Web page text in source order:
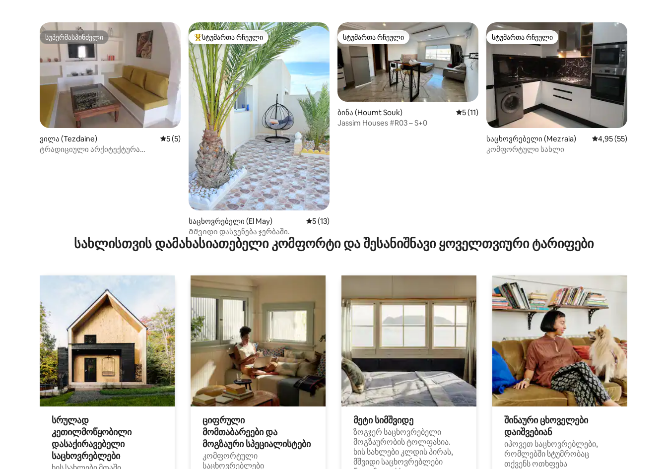
სუპერმასპინძელი
სუპერმასპინძელი
ვილა (Tezdaine) საშუალო შეფასებაა 5‑დან 5, 5 მიმოხილვა
5 (5)
ტრადიციული არქიტექტურა
სტუმართა რჩეული მოწინავე ვარიანტი
სტუმართა რჩეული
საცხოვრებელი (El May) საშუალო შეფასებაა 5‑დან 5, 13 მიმოხილვა
5 (13)
Მშვიდი დასვენება ჯერბაში.
სტუმართა რჩეული
სტუმართა რჩეული
ბინა (Houmt Souk) საშუალო შეფასებაა 5‑დან 5, 11 მიმოხილვა
5 (11)
Jassim Houses #R03 – S+0
სტუმართა რჩეული
სტუმართა რჩეული
საცხოვრებელი (Mezraia) საშუალო შეფასებაა
4,95 (55)
კომფორტული სახლი
სახლისთვის დამახასიათებელი კომფორტი და შესანიშნავი ყოველთვიური ტარიფები
სრულად
კეთილმოწყობილი
დასაქირავებელი
საცხოვრებლები
ციფრული
მომთაბარეები და
მოგზაური სპეციალისტები
კომფორტული
საცხოვრებლები
მეტი სიმშვიდე
ზოგჯერ საცხოვრებელი
მოგზაურობის ტოლფასია.
ხის სახლები კლდის პირას,
მშვიდი საცხოვრებლები
შინაური ცხოველები
დაიშვებიან
იპოვეთ საცხოვრებლები,
რომლებში სტუმრობაც
თქვენს ოთხფეხა